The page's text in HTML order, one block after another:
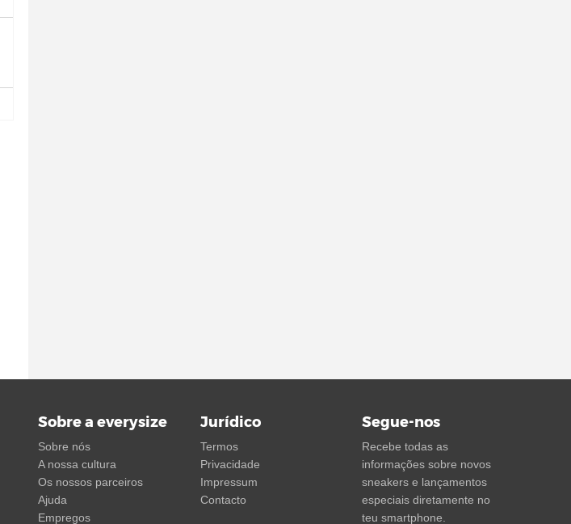
Sobre a everysize
Sobre nós
A nossa cultura
Os nossos parceiros
Ajuda
Empregos
Jurídico
Termos
Privacidade
Impressum
Contacto
Segue-nos
Recebe todas as
informações sobre novos
sneakers e lançamentos
especiais diretamente no
teu smartphone.